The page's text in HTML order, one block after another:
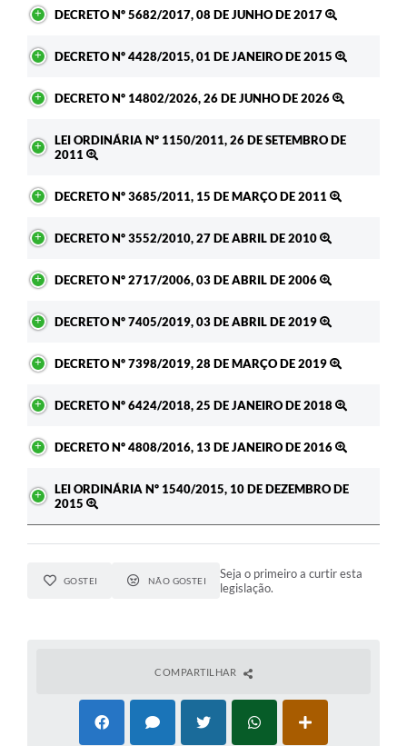
DECRETO Nº 5682/2017, 08 DE JUNHO DE 2017
DECRETO Nº 4428/2015, 01 DE JANEIRO DE 2015
DECRETO Nº 14802/2026, 26 DE JUNHO DE 2026
LEI ORDINÁRIA Nº 1150/2011, 26 DE SETEMBRO DE
2011
DECRETO Nº 3685/2011, 15 DE MARÇO DE 2011
DECRETO Nº 3552/2010, 27 DE ABRIL DE 2010
DECRETO Nº 2717/2006, 03 DE ABRIL DE 2006
DECRETO Nº 7405/2019, 03 DE ABRIL DE 2019
DECRETO Nº 7398/2019, 28 DE MARÇO DE 2019
DECRETO Nº 6424/2018, 25 DE JANEIRO DE 2018
DECRETO Nº 4808/2016, 13 DE JANEIRO DE 2016
LEI ORDINÁRIA Nº 1540/2015, 10 DE DEZEMBRO DE
2015
GOSTEI NÃO GOSTEI
Seja o primeiro a curtir esta
legislação.
COMPARTILHAR